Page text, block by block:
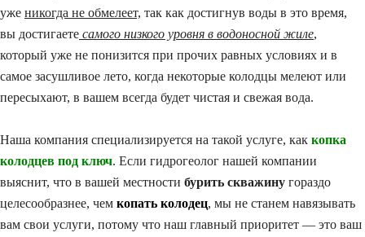
уже никогда не обмелеет, так как достигнув воды в это время,
вы достигаете самого низкого уровня в водоносной жиле,
который уже не понизится при прочих равных условиях и в
самое засушливое лето, когда некоторые колодцы мелеют или
пересыхают, в вашем всегда будет чистая и свежая вода.
Наша компания специализируется на такой услуге, как копка
колодцев под ключ. Если гидрогеолог нашей компании
выяснит, что в вашей местности бурить скважину гораздо
целесообразнее, чем копать колодец, мы не станем навязывать
вам свои услуги, потому что наш главный приоритет — это ваш